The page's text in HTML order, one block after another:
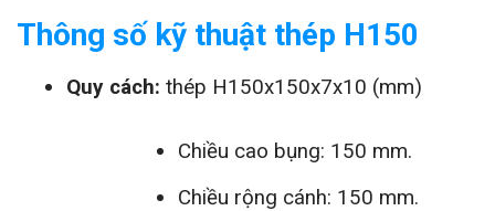
Thông số kỹ thuật thép H150
Quy cách: thép H150x150x7x10 (mm)
Chiều cao bụng: 150 mm.
Chiều rộng cánh: 150 mm.